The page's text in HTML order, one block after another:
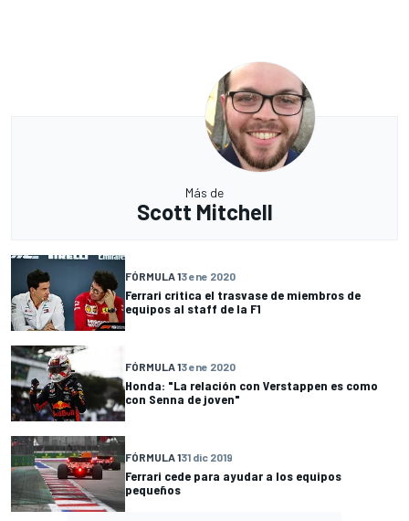
Más de
Scott Mitchell
FÓRMULA 13 ene 2020
Ferrari critica el trasvase de miembros de
equipos al staff de la F1
FÓRMULA 13 ene 2020
Honda: "La relación con Verstappen es como
con Senna de joven"
FÓRMULA 131 dic 2019
Ferrari cede para ayudar a los equipos
pequeños